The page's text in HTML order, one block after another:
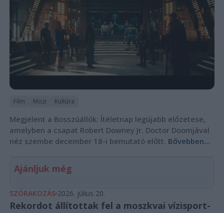
Film Mozi Kultúra
Megjelent a Bosszúállók: Ítéletnap legújabb előzetese,
amelyben a csapat Robert Downey Jr. Doctor Doomjával
néz szembe december 18-i bemutató előtt. Bővebben...
Ajánljuk még
SZÓRAKOZÁS 2026. július 20.
Rekordot állítottak fel a moszkvai vízisport-